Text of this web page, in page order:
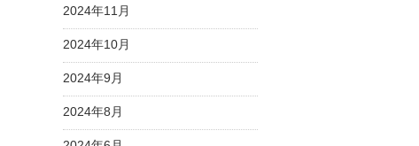
2024年11月
2024年10月
2024年9月
2024年8月